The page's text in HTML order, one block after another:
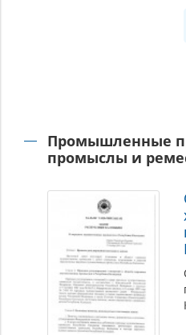
Промышленные
промыслы и